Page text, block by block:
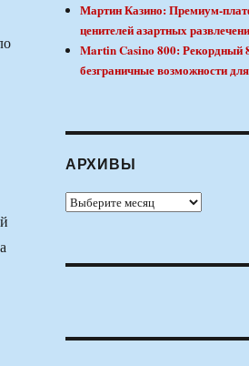
Мартин Казино: Премиум-
ценителей азартных
Martin Casino 800: Рекордный
безграничные возможности
АРХИВЫ
Архивы